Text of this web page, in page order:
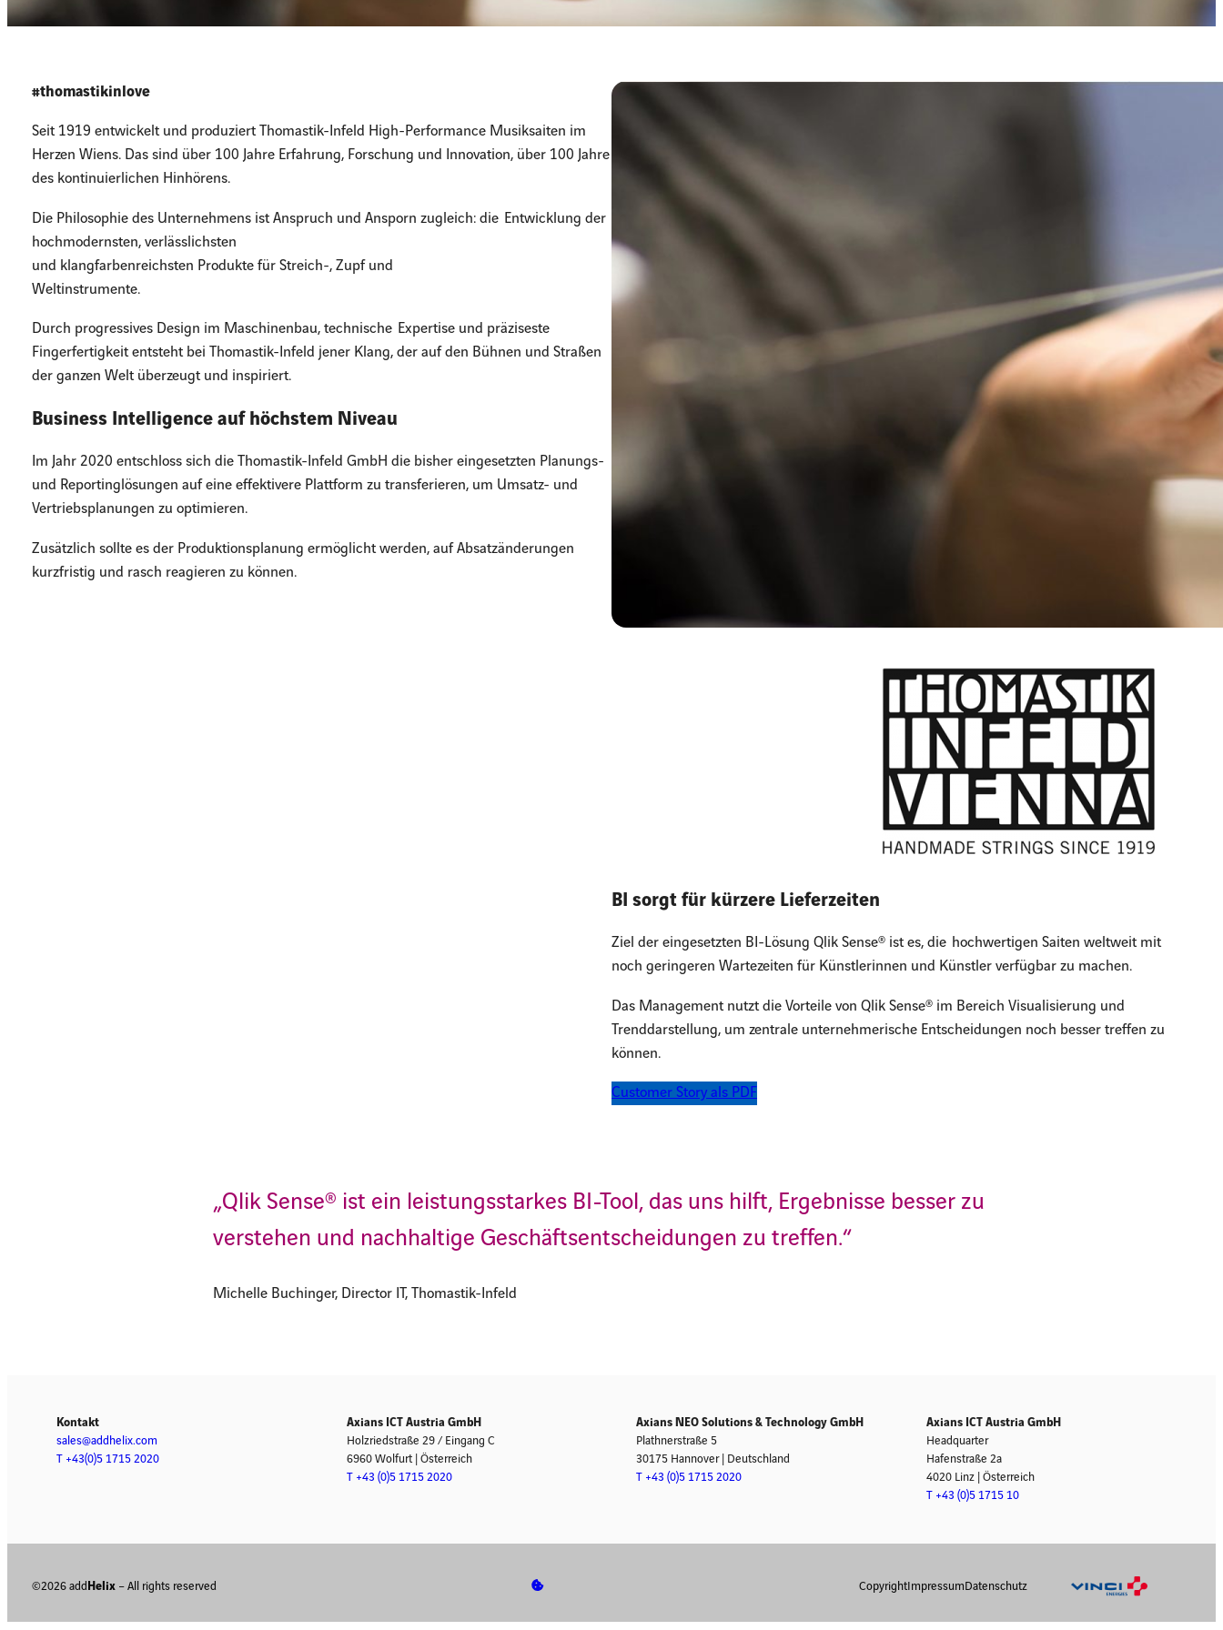
#thomastikinlove
Seit 1919 entwickelt und produziert Thomastik-Infeld High-Performance Musiksaiten im
Herzen Wiens. Das sind über 100 Jahre Erfahrung, Forschung und Innovation, über 100 Jahre
des kontinuierlichen Hinhörens.
Die Philosophie des Unternehmens ist Anspruch und Ansporn zugleich: die Entwicklung der
hochmodernsten, verlässlichsten
und klangfarbenreichsten Produkte für Streich-, Zupf und
Weltinstrumente.
Durch progressives Design im Maschinenbau, technische Expertise und präziseste
Fingerfertigkeit entsteht bei Thomastik-Infeld jener Klang, der auf den Bühnen und Straßen
der ganzen Welt überzeugt und inspiriert.
Business Intelligence auf höchstem Niveau
Im Jahr 2020 entschloss sich die Thomastik-Infeld GmbH die bisher eingesetzten Planungs-
und Reportinglösungen auf eine effektivere Plattform zu transferieren, um Umsatz- und
Vertriebsplanungen zu optimieren.
Zusätzlich sollte es der Produktionsplanung ermöglicht werden, auf Absatzänderungen
kurzfristig und rasch reagieren zu können.
BI sorgt für kürzere Lieferzeiten
Ziel der eingesetzten BI-Lösung Qlik Sense® ist es, die hochwertigen Saiten weltweit mit
noch geringeren Wartezeiten für Künstlerinnen und Künstler verfügbar zu machen.
Das Management nutzt die Vorteile von Qlik Sense® im Bereich Visualisierung und
Trenddarstellung, um zentrale unternehmerische Entscheidungen noch besser treffen zu
können.
Customer Story als PDF
„Qlik Sense® ist ein leistungsstarkes BI-Tool, das uns hilft, Ergebnisse besser zu
verstehen und nachhaltige Geschäftsentscheidungen zu treffen.“
Michelle Buchinger, Director IT, Thomastik-Infeld
Kontakt
sales@addhelix.com
T +43(0)5 1715 2020
Axians ICT Austria GmbH
Holzriedstraße 29 / Eingang C
6960 Wolfurt | Österreich
T +43 (0)5 1715 2020
Axians NEO Solutions & Technology GmbH
Plathnerstraße 5
30175 Hannover | Deutschland
T +43 (0)5 1715 2020
Axians ICT Austria GmbH
Headquarter
Hafenstraße 2a
4020 Linz | Österreich
T +43 (0)5 1715 10
©2026 add Helix – All rights reserved CopyrightImpressumDatenschutz